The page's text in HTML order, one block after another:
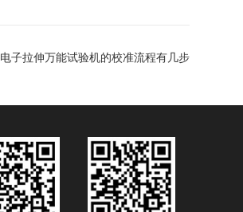
电子拉伸万能试验机的校准流程有几步